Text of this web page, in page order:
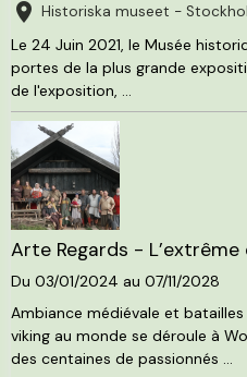
Historiska museet -
Le 24 Juin 2021, le Musée
portes de la plus grande
de l'exposition, ...
Arte Regards -
Du 03/01/2024 au 07/11/2028
Ambiance médiévale et
viking au monde se déroule à
des centaines de passionnés ...